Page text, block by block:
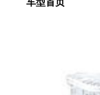
车型首页